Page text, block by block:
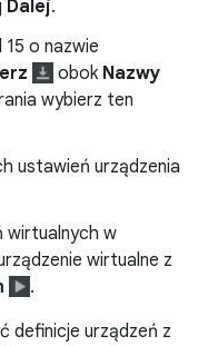
Dalej.
o nazwie
obok Nazwy
wybierz ten
ustawień urządzenia
wirtualnych w
wirtualne z
.
definicje urządzeń z